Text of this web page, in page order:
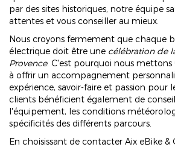
par des sites historiques, notre équipe
attentes et vous conseiller au mieux.
Nous croyons fermement que chaque
électrique doit être une célébration de
Provence. C'est pourquoi nous
à offrir un accompagnement
expérience, savoir-faire et passion pour
clients bénéficient également de
l'équipement, les conditions
spécificités des différents parcours.
En choisissant de contacter Aix eBike &